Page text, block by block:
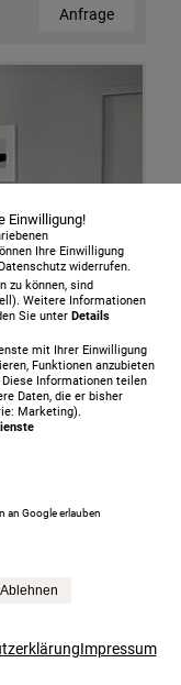
Anfrage
x 200 cm, KT
Einwilligung!
Ihre Einwilligung
widerrufen.
zu können, sind
Weitere Informationen
Sie unterDetails
mit Ihrer Einwilligung
Funktionen anzubieten
Informationen teilen
Daten, die er bisher
Marketing).
an Google erlauben
Ablehnen
Impressum